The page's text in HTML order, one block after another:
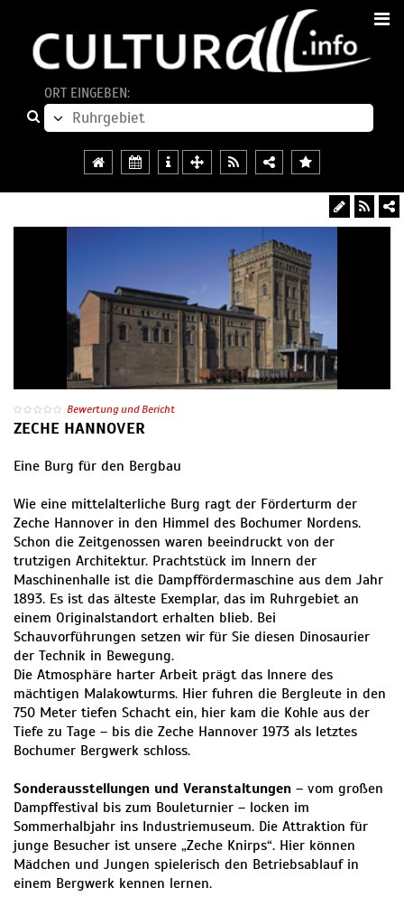
ORT EINGEBEN:
Bewertung und Bericht
ZECHE HANNOVER
Eine Burg für den Bergbau
Wie eine mittelalterliche Burg ragt der Förderturm der
Zeche Hannover in den Himmel des Bochumer Nordens.
Schon die Zeitgenossen waren beeindruckt von der
trutzigen Architektur. Prachtstück im Innern der
Maschinenhalle ist die Dampffördermaschine aus dem Jahr
1893. Es ist das älteste Exemplar, das im Ruhrgebiet an
einem Originalstandort erhalten blieb. Bei
Schauvorführungen setzen wir für Sie diesen Dinosaurier
der Technik in Bewegung.
Die Atmosphäre harter Arbeit prägt das Innere des
mächtigen Malakowturms. Hier fuhren die Bergleute in den
750 Meter tiefen Schacht ein, hier kam die Kohle aus der
Tiefe zu Tage – bis die Zeche Hannover 1973 als letztes
Bochumer Bergwerk schloss.
Sonderausstellungen und Veranstaltungen – vom großen
Dampffestival bis zum Bouleturnier – locken im
Sommerhalbjahr ins Industriemuseum. Die Attraktion für
junge Besucher ist unsere „Zeche Knirps“. Hier können
Mädchen und Jungen spielerisch den Betriebsablauf in
einem Bergwerk kennen lernen.